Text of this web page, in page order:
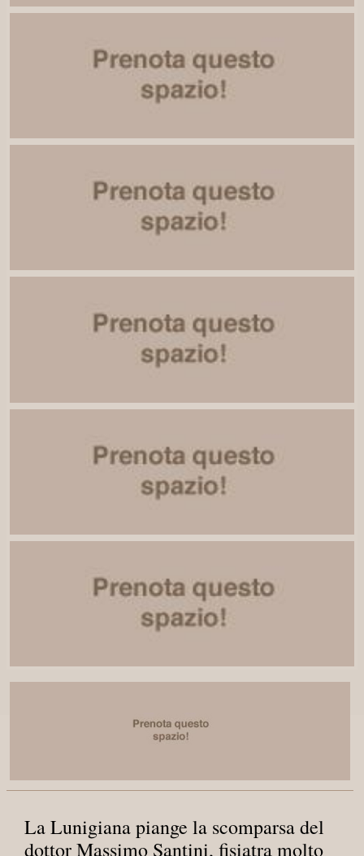
La Lunigiana piange la scomparsa del
dottor Massimo Santini, fisiatra molto